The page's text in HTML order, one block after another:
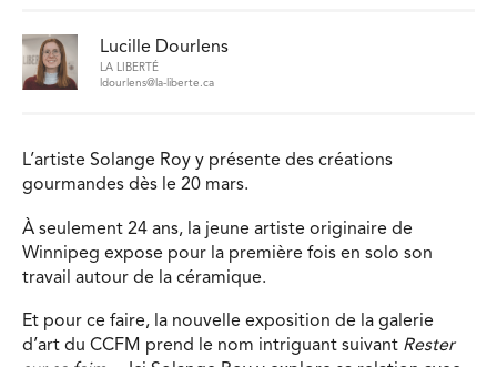
Lucille Dourlens
LA LIBERTÉ
ldourlens@la-liberte.ca
L’artiste Solange Roy y présente des créations
gourmandes dès le 20 mars.
À seulement 24 ans, la jeune artiste originaire de
Winnipeg expose pour la première fois en solo son
travail autour de la céramique.
Et pour ce faire, la nouvelle exposition de la galerie
d’art du CCFM prend le nom intriguant suivant Rester